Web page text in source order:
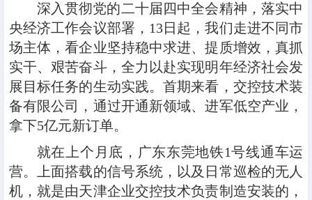
深入贯彻党的二十届四中全会精神，落实中
央经济工作会议部署，13日起，我们走进不同市
场主体，看企业坚持稳中求进、提质增效，真抓
实干、艰苦奋斗，全力以赴实现明年经济社会发
展目标任务的生动实践。首期来看，交控技术装
备有限公司，通过开通新领域、进军低空产业，
拿下5亿元新订单。
就在上个月底 ，广东东莞地铁1号线通车运
营。上面搭载的信号系统，以及日常巡检的无人
机，就是由天津企业交控技术负责制造安装的，